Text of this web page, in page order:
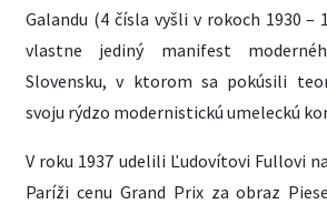
Galandu (4 čísla vyšli v rokoch 1930 –
vlastne jediný manifest
Slovensku, v ktorom sa pokúsili
svoju rýdzo modernistickú umeleckú
V roku 1937 udelili Ľudovítovi Fullovi
Paríži cenu Grand Prix za obraz